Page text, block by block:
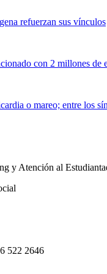
refuerzan sus vínculos
con 2 millones de
o mareo; entre los
y Atención al
522 2646